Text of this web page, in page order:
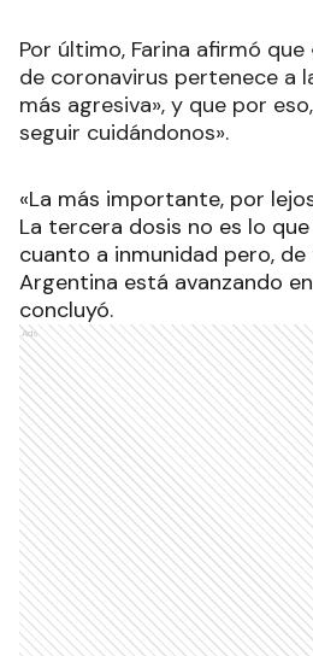
Por último, Farina afirmó
de coronavirus pertenece a
más agresiva», y que por
seguir cuidándonos».
«La más importante, por
La tercera dosis no es lo
cuanto a inmunidad pero,
Argentina está avanzando
concluyó.
Ads